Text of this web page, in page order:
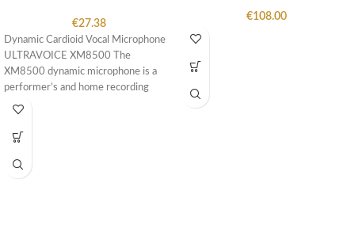
€27.38
Dynamic Cardioid Vocal Microphone
ULTRAVOICE XM8500 The
XM8500 dynamic microphone is a
performer’s and home recording
enthusiast’s dream come true!
€108.00